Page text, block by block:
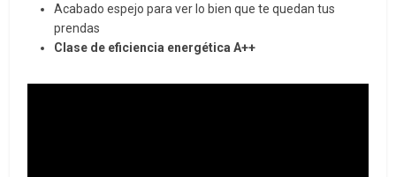
Acabado espejo para ver lo bien que te quedan tus
prendas
Clase de eficiencia energética A++